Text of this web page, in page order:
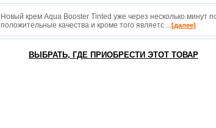
Новый крем Aqua Booster Tinted уже через несколько минут
положительные качества и кроме того являетс ...[далее]
ВЫБРАТЬ, ГДЕ ПРИОБРЕСТИ ЭТОТ ТОВАР